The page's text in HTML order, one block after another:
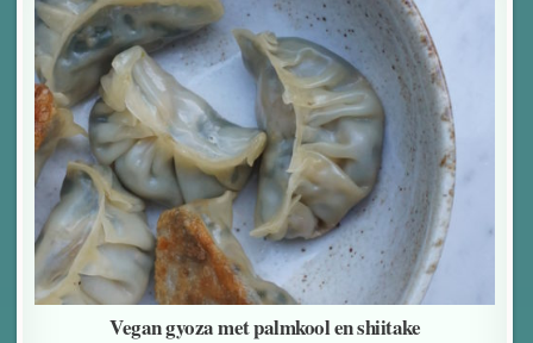
Vegan gyoza met palmkool en shiitake